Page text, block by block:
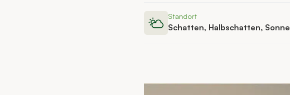
Standort
Schatten, Halbschatten, Sonne